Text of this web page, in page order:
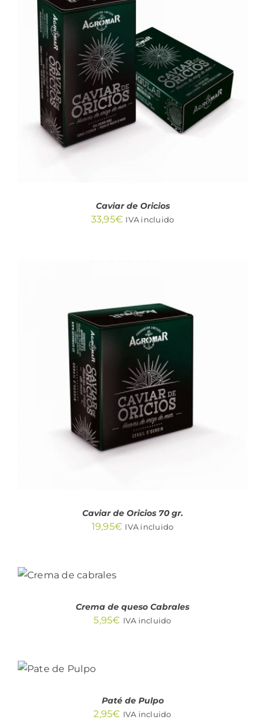
AÑADIR AL CARRITO
/
DETALLES
Caviar de Oricios
33,95€ IVA incluido
AÑADIR AL CARRITO
DETALLES
Caviar de Oricios 70 gr.
19,95€ IVA incluido
CARRITO
Crema de queso Cabrales
5,95€ IVA incluido
CARRITO
Paté de Pulpo
2,95€ IVA incluido